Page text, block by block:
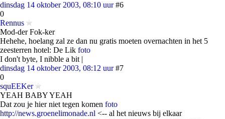
dinsdag 14 oktober 2003, 08:10 uur #6
0
Rennus
Mod-der Fok-ker
Hehehe, hoelang zal ze dan nu gratis moeten overnachten in het 5
zeesterren hotel: De Lik foto
I don't byte, I nibble a bit |
dinsdag 14 oktober 2003, 08:12 uur #7
0
squEEKer
YEAH BABY YEAH
Dat zou je hier niet tegen komen foto
http://news.groenelimonade.nl <-- al het nieuws bij elkaar